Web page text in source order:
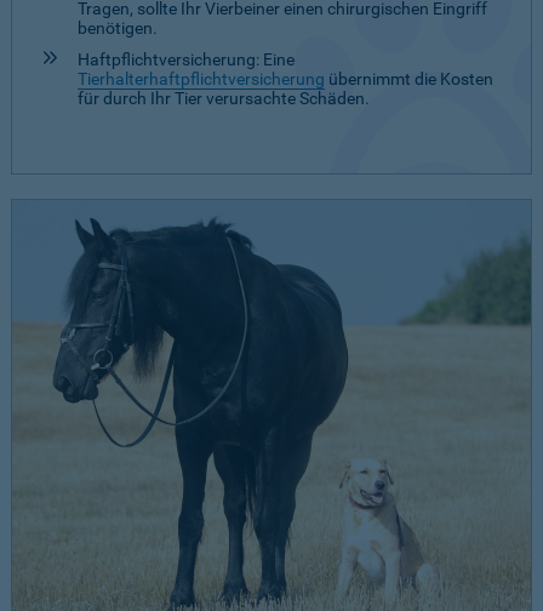
Tragen, sollte Ihr Vierbeiner einen chirurgischen Eingriff
benötigen.
Haftpflichtversicherung: Eine
Tierhalterhaftpflichtversicherung übernimmt die Kosten
für durch Ihr Tier verursachte Schäden.